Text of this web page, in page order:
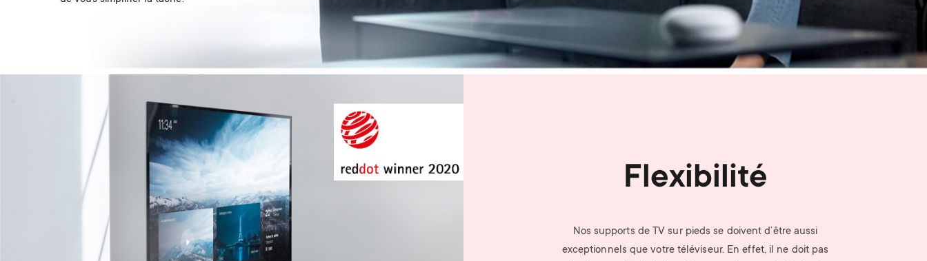
n
u
u
Flexibilité
Nos supports de TV sur pieds se doivent d’être aussi
exceptionnels que votre téléviseur. En effet, il ne doit pas